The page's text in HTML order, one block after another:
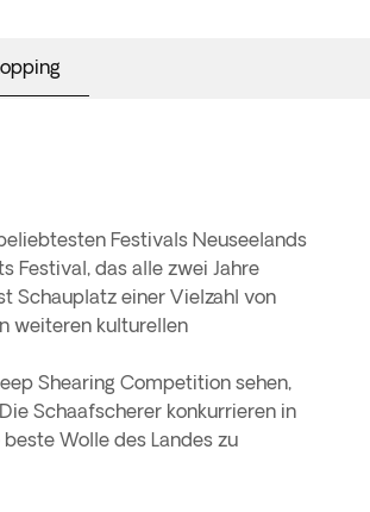
Festivals Neuseelands
Festival, das alle zwei Jahre
Schauplatz einer Vielzahl von
weiteren kulturellen
Shearing Competition sehen,
Schaafscherer konkurrieren in
Wolle des Landes zu